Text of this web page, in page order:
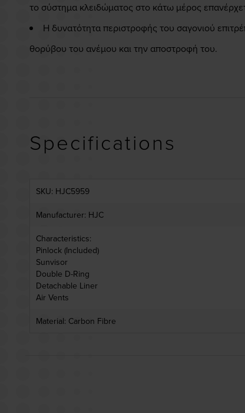
το σύστημα κλειδώματος στο κάτω μέρος
Η δυνατότητα περιστροφής του σαγονιού
θορύβου του ανέμου και την αποστροφή του.
Specifications
SKU: HJC5959
Manufacturer: HJC
Characteristics:
Pinlock (Included)
Sunvisor
Double D-Ring
Detachable Liner
Air Vents
Material: Carbon Fibre